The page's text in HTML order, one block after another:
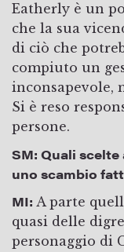
Eatherly è un
che la sua
di ciò che
compiuto un
inconsapevole,
Si è reso
persone.
SM: Quali
uno scambio
MI: A parte
quasi delle
personaggio di